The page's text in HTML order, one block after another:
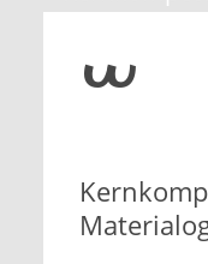
ࠔ